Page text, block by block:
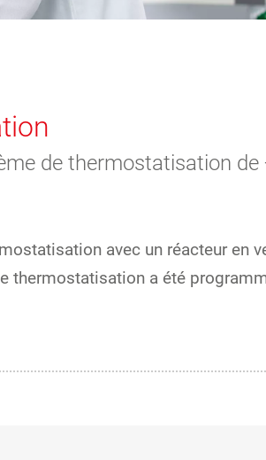
de thermostatisation de
avec un réacteur en
thermostatisation a été